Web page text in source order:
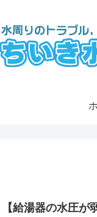
【給湯器の水圧